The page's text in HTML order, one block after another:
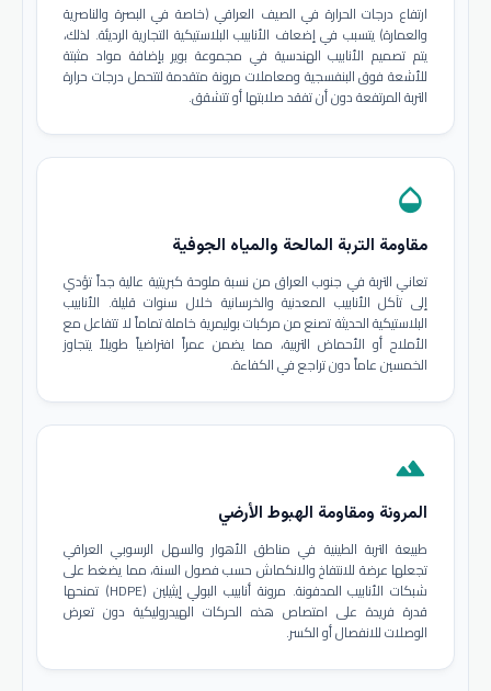
ارتفاع درجات الحرارة في الصيف العراقي (خاصة في البصرة والناصرية
والعمارة) يتسبب في إضعاف الأنابيب البلاستيكية التجارية الرديئة. لذلك،
يتم تصميم الأنابيب الهندسية في مجموعة بوير بإضافة مواد مثبتة
للأشعة فوق البنفسجية ومعاملات مرونة متقدمة لتتحمل درجات حرارة
التربة المرتفعة دون أن تفقد صلابتها أو تتشقق.
opacity
مقاومة التربة المالحة والمياه الجوفية
تعاني التربة في جنوب العراق من نسبة ملوحة كبريتية عالية جداً تؤدي
إلى تآكل الأنابيب المعدنية والخرسانية خلال سنوات قليلة. الأنابيب
البلاستيكية الحديثة تصنع من مركبات بوليمرية خاملة تماماً لا تتفاعل مع
الأملاح أو الأحماض التربية، مما يضمن عمراً افتراضياً طويلاً يتجاوز
الخمسين عاماً دون تراجع في الكفاءة.
terrain
المرونة ومقاومة الهبوط الأرضي
طبيعة التربة الطينية في مناطق الأهوار والسهل الرسوبي العراقي
تجعلها عرضة للانتفاخ والانكماش حسب فصول السنة، مما يضغط على
شبكات الأنابيب المدفونة. مرونة أنابيب البولي إيثيلين (HDPE) تمنحها
قدرة فريدة على امتصاص هذه الحركات الهيدروليكية دون تعرض
الوصلات للانفصال أو الكسر.